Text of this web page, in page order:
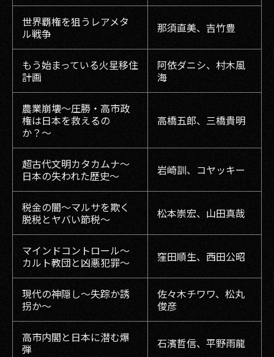
世界覇権を狙うレアメタ
ル戦争
那須直美、吉竹豊
もう始まっている火星移住
計画
阿依ダニシ、村木風
海
農業崩壊〜圧勝・高市政
権は日本を救えるの
か？〜
高橋五郎、三橋貴明
超古代文明カタカムナ〜
日本の失われた歴史〜
岩崎訓、コヤッキー
税金の闇〜マルサを欺く
脱税とヤバい節税〜
松本崇宏、山田真哉
マインドコントロール〜
カルト教団と凶悪犯罪〜
窪田順生、西田公昭
現代の神隠し〜失踪か誘
拐か〜
佐々木チワワ、松丸
俊彦
高市内閣と日本に潜む爆
弾
石濱哲信、平野雨龍